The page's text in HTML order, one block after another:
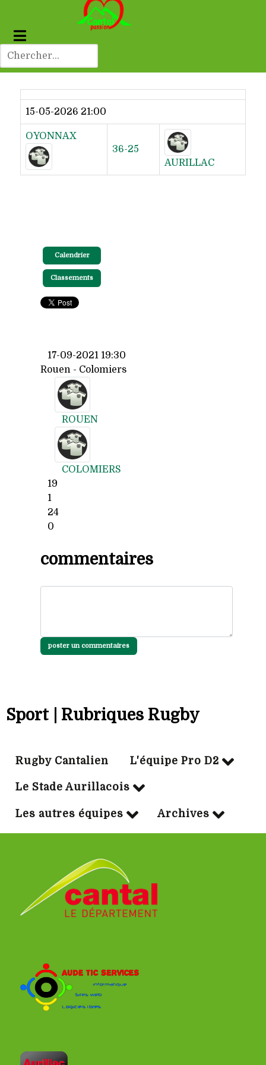
Dernier résultat
15-05-2026 21:00
OYONNAX
36-25
AURILLAC
Calendrier
Classements
17-09-2021 19:30
Rouen - Colomiers
ROUEN
COLOMIERS
19
1
24
0
commentaires
poster un commentaires
Sport | Rubriques Rugby
Rugby Cantalien L'équipe Pro D2
Le Stade Aurillacois
Les autres équipes Archives